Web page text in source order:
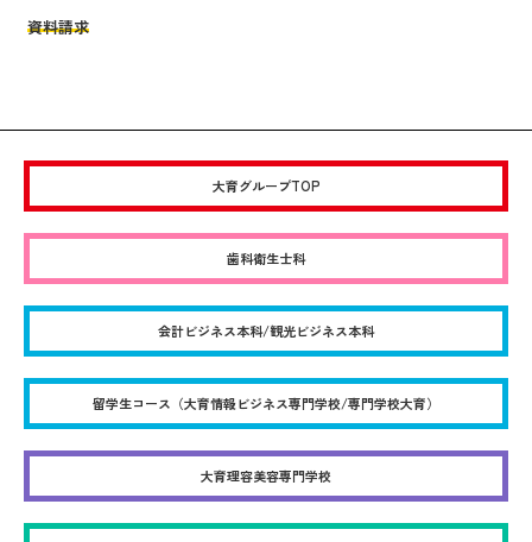
資料請求
大育グループTOP
歯科衛生士科
会計ビジネス本科/観光ビジネス本科
留学生コース（大育情報ビジネス専門学校/専門学校大育）
大育理容美容専門学校